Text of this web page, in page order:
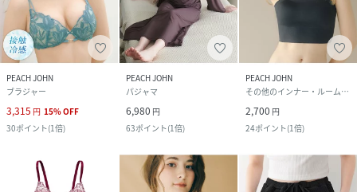
PEACH JOHN
ブラジャー
3,315 円 15%OFF
30ポイント(1倍)
PEACH JOHN
パジャマ
6,980 円
63ポイント(1倍)
PEACH JOHN
その他のインナー・ルームウェア
2,700 円
24ポイント(1倍)